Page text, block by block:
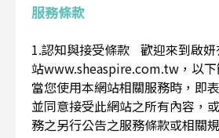
服務條款
1.認知與接受條款 歡迎來到啟
站www.sheaspire.com.tw，以下
當您使用本網站相關服務時，即
並同意接受此網站之所有內容，
務之另行公告之服務條款或相關